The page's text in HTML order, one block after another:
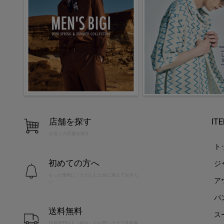
店舗を探す
お近くの店舗を探す
初めての方へ
送料無料
10,000円以上（税込）のお買い上げで送料無
ジ
ア
パ
ス